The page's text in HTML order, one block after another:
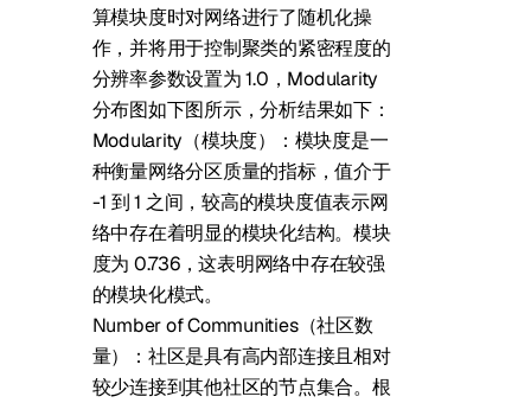
算模块度时对网络进行了随机化操
作，并将用于控制聚类的紧密程度的
分辨率参数设置为 1.0，Modularity
分布图如下图所示，分析结果如下：
Modularity（模块度）：模块度是一
种衡量网络分区质量的指标，值介于
-1 到 1 之间，较高的模块度值表示网
络中存在着明显的模块化结构。模块
度为 0.736，这表明网络中存在较强
的模块化模式。
Number of Communities（社区数
量）：社区是具有高内部连接且相对
较少连接到其他社区的节点集合。根